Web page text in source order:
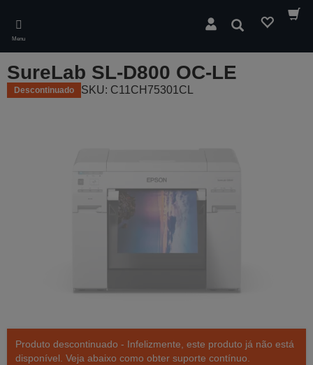
main
content
Menu
Pesquisar
SureLab SL-D800 OC-LE
Descontinuado SKU: C11CH75301CL
Produto descontinuado - Infelizmente, este produto já não está
disponível. Veja abaixo como obter suporte contínuo.